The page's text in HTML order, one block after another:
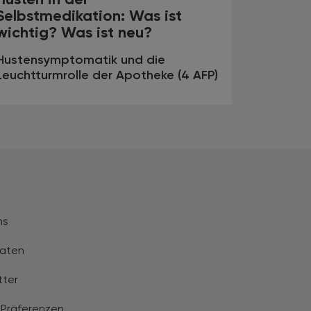
Was ist
Was ist neu?
und die
der Apotheke (4 AFP)